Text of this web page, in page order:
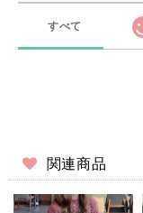
すべて
関連商品